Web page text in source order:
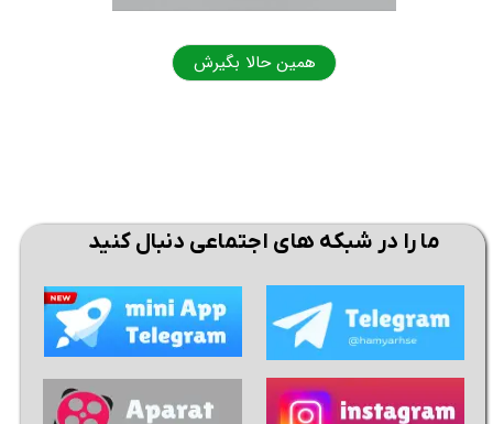
همین حالا بگیرش
ما را در شبکه های اجتماعی دنبال کنید